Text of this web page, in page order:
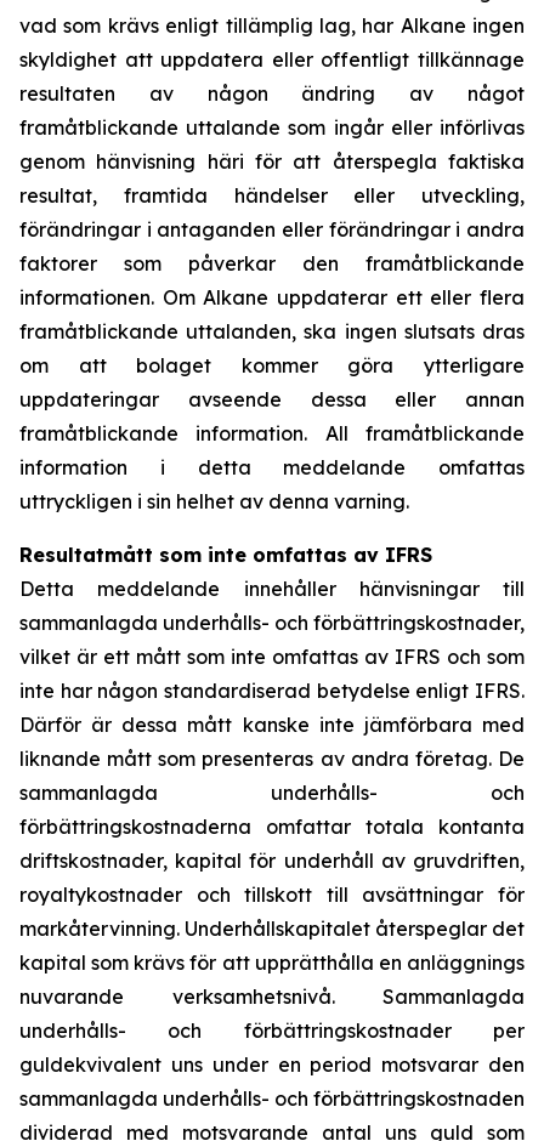
vad som krävs enligt tillämplig lag, har Alkane ingen
skyldighet att uppdatera eller offentligt tillkännage
resultaten av någon ändring av något
framåtblickande uttalande som ingår eller införlivas
genom hänvisning häri för att återspegla faktiska
resultat, framtida händelser eller utveckling,
förändringar i antaganden eller förändringar i andra
faktorer som påverkar den framåtblickande
informationen. Om Alkane uppdaterar ett eller flera
framåtblickande uttalanden, ska ingen slutsats dras
om att bolaget kommer göra ytterligare
uppdateringar avseende dessa eller annan
framåtblickande information. All framåtblickande
information i detta meddelande omfattas
uttryckligen i sin helhet av denna varning.
Resultatmått som inte omfattas av IFRS
Detta meddelande innehåller hänvisningar till
sammanlagda underhålls- och förbättringskostnader,
vilket är ett mått som inte omfattas av IFRS och som
inte har någon standardiserad betydelse enligt IFRS.
Därför är dessa mått kanske inte jämförbara med
liknande mått som presenteras av andra företag. De
sammanlagda underhålls- och
förbättringskostnaderna omfattar totala kontanta
driftskostnader, kapital för underhåll av gruvdriften,
royaltykostnader och tillskott till avsättningar för
markåtervinning. Underhållskapitalet återspeglar det
kapital som krävs för att upprätthålla en anläggnings
nuvarande verksamhetsnivå. Sammanlagda
underhålls- och förbättringskostnader per
guldekvivalent uns under en period motsvarar den
sammanlagda underhålls- och förbättringskostnaden
dividerad med motsvarande antal uns guld som